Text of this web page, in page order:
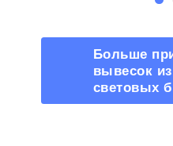
Больше
вывесок
световых